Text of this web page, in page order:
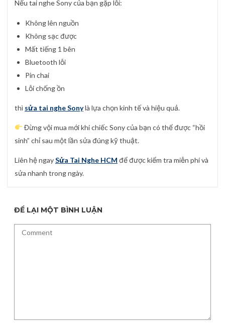
Nếu tai nghe Sony của bạn gặp lỗi:
Không lên nguồn
Không sạc được
Mất tiếng 1 bên
Bluetooth lỗi
Pin chai
Lỗi chống ồn
thì sửa tai nghe Sonylà lựa chọn kinh tế và hiệu quả.
Đừng vội mua mới khi chiếc Sony của bạn có thể được “hồi
sinh” chỉ sau một lần sửa đúng kỹ thuật.
Liên hệ ngaySửa Tai Nghe HCM để được kiểm tra miễn phí và
sửa nhanh trong ngày.
ĐỂ LẠI MỘT BÌNH LUẬN